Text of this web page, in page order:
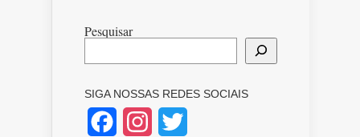
Pesquisar
SIGA NOSSAS REDES SOCIAIS
FacebookInstagram